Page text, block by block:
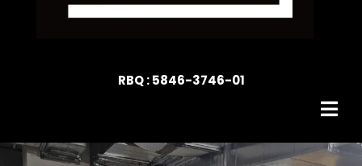
RBQ : 5846-3746-01